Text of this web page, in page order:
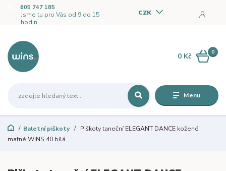
Menu
CZK
605 747 185
Jsme tu pro Vás od 9 do 15
hodin
0
0 Kč
Baletní piškoty
Piškoty taneční ELEGANT DANCE kožené
matné WINS 40 bílá